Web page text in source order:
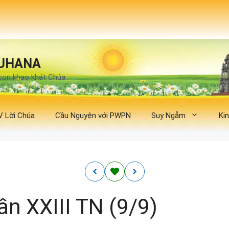
khao khát Chúa
Lời Chúa Cầu Nguyện với PWPN Suy Ngẫm
XXIII TN (9/9)